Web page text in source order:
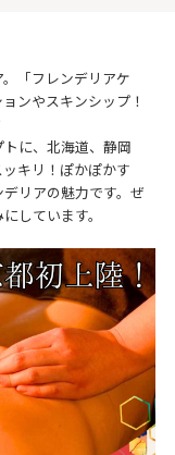
「フレンデリアケ
ンやスキンシップ！
に、北海道、静岡
キリ！ぽかぽかす
リアの魅力です。ぜ
しています。